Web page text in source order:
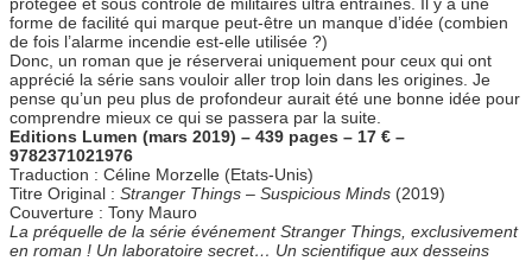
protégée et sous contrôle de militaires ultra entraînés. Il y a une
forme de facilité qui marque peut-être un manque d’idée (combien
de fois l’alarme incendie est-elle utilisée ?)
Donc, un roman que je réserverai uniquement pour ceux qui ont
apprécié la série sans vouloir aller trop loin dans les origines. Je
pense qu’un peu plus de profondeur aurait été une bonne idée pour
comprendre mieux ce qui se passera par la suite.
Editions Lumen (mars 2019) – 439 pages – 17 € –
9782371021976
Traduction : Céline Morzelle (Etats-Unis)
Titre Original : Stranger Things – Suspicious Minds (2019)
Couverture : Tony Mauro
La préquelle de la série événement Stranger Things, exclusivement
en roman ! Un laboratoire secret… Un scientifique aux desseins